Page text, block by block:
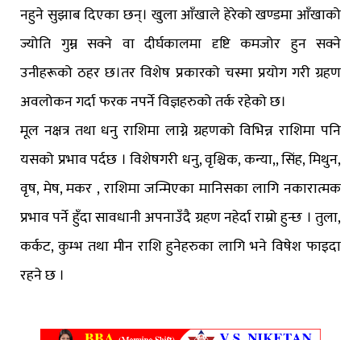
नहुने सुझाब दिएका छन्। खुला आँखाले हेरेको खण्डमा आँखाको
ज्योति गुम्न सक्ने वा दीर्घकालमा दृष्टि कमजोर हुन सक्ने
उनीहरूको ठहर छ।तर विशेष प्रकारको चस्मा प्रयोग गरी ग्रहण
अवलोकन गर्दा फरक नपर्ने विज्ञहरुको तर्क रहेको छ।
मूल नक्षत्र तथा धनु राशिमा लाग्ने ग्रहणको विभिन्न राशिमा पनि
यसको प्रभाव पर्दछ । विशेषगरी धनु, वृश्चिक, कन्या,, सिंह, मिथुन,
वृष, मेष, मकर , राशिमा जन्मिएका मानिसका लागि नकारात्मक
प्रभाव पर्ने हुँदा सावधानी अपनाउँदै ग्रहण नहेर्दा राम्रो हुन्छ । तुला,
कर्कट, कुम्भ तथा मीन राशि हुनेहरुका लागि भने विषेश फाइदा
रहने छ ।